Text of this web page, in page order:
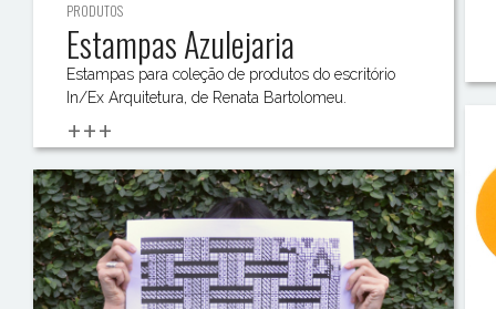
PRODUTOS
Estampas Azulejaria
Estampas para coleção de produtos do escritório
In/Ex Arquitetura, de Renata Bartolomeu.
+++